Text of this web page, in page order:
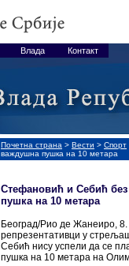
Влада Контакт
Почетна страна > Вести > Спорт
важдушна пушка на 10 метара
Стефановић и Себић
пушка на 10 метара
Београд/Рио де Жанеиро, 8.
репрезентативци у
Себић нису успели да се
пушка на 10 метара на